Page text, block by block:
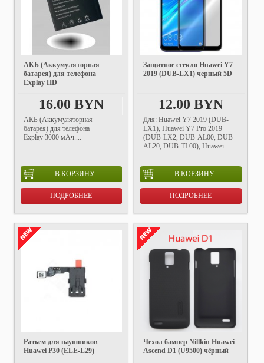
АКБ (Аккумуляторная
батарея) для телефона
Explay HD
16.00 BYN
АКБ (Аккумуляторная
батарея) для телефона
Explay 3000 мАч....
В КОРЗИНУ
ПОДРОБНЕЕ
Защитное стекло Huawei Y7
2019 (DUB-LX1) черный 5D
12.00 BYN
Для: Huawei Y7 2019 (DUB-
LX1), Huawei Y7 Pro 2019
(DUB-LX2, DUB-AL00, DUB-
AL20, DUB-TL00), Huawei...
В КОРЗИНУ
ПОДРОБНЕЕ
Разъем для наушников
Huawei P30 (ELE-L29)
Чехол бампер Nillkin Huawei
Ascend D1 (U9500) чёрный